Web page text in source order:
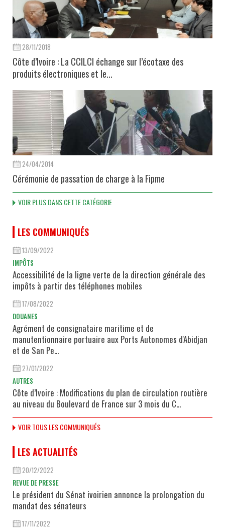
28/11/2018
Côte d’Ivoire : La CCILCI échange sur l’écotaxe des
produits électroniques et le...
24/04/2014
Cérémonie de passation de charge à la Fipme
VOIR PLUS DANS CETTE CATÉGORIE
LES COMMUNIQUÉS
13/09/2022
IMPÔTS
Accessibilité de la ligne verte de la direction générale des
impôts à partir des téléphones mobiles
17/08/2022
DOUANES
Agrément de consignataire maritime et de
manutentionnaire portuaire aux Ports Autonomes d'Abidjan
et de San Pe...
27/01/2022
AUTRES
Côte d’Ivoire : Modifications du plan de circulation routière
au niveau du Boulevard de France sur 3 mois du C...
VOIR TOUS LES COMMUNIQUÉS
LES ACTUALITÉS
20/12/2022
REVUE DE PRESSE
Le président du Sénat ivoirien annonce la prolongation du
mandat des sénateurs
17/11/2022